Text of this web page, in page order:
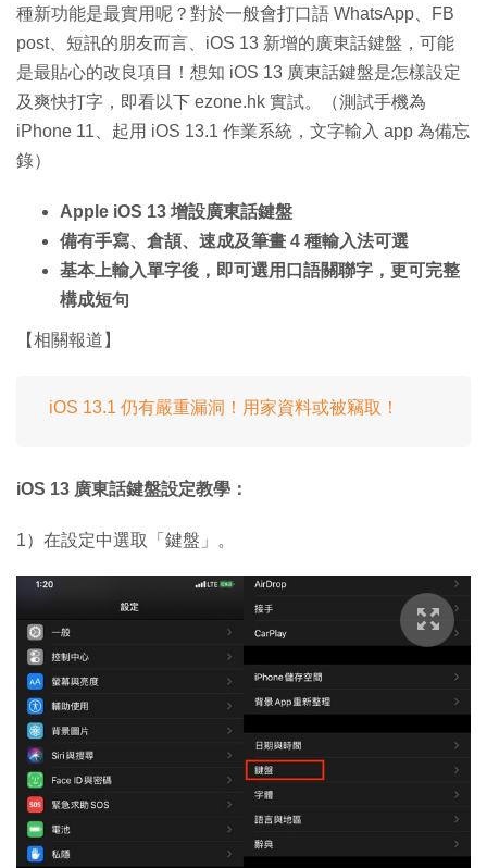
種新功能是最實用呢？對於一般會打口語 WhatsApp、FB
post、短訊的朋友而言、iOS 13 新增的廣東話鍵盤，可能
是最貼心的改良項目！想知 iOS 13 廣東話鍵盤是怎樣設定
及爽快打字，即看以下 ezone.hk 實試。（測試手機為
iPhone 11、起用 iOS 13.1 作業系統，文字輸入 app 為備忘
錄）
Apple iOS 13 增設廣東話鍵盤
備有手寫、倉頡、速成及筆畫 4 種輸入法可選
基本上輸入單字後，即可選用口語關聯字，更可完整
構成短句
【相關報道】
iOS 13.1 仍有嚴重漏洞！用家資料或被竊取！
iOS 13 廣東話鍵盤設定教學：
1）在設定中選取「鍵盤」。